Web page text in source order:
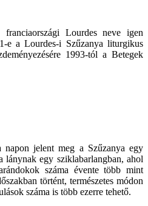
Lourdes neve igen
e a Lourdes-i Szűzanya liturgikus
1993-tól a Betegek
napon jelent meg a Szűzanya egy
lánynak egy sziklabarlangban, ahol
száma évente több mint
történt, természetes módon
száma is több ezerre tehető.